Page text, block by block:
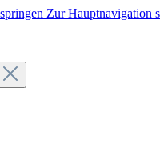
Zur Hauptnavigation